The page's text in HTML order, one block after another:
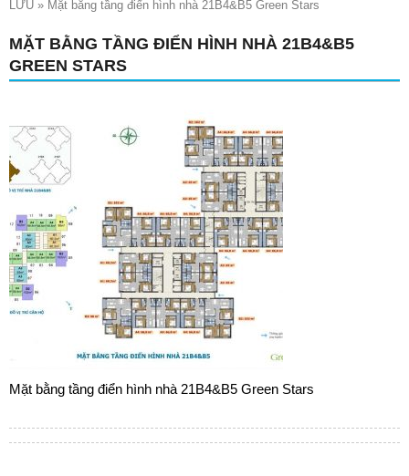
LƯU » Mặt bằng tầng điển hình nhà 21B4&B5 Green Stars
MẶT BẰNG TẦNG ĐIỂN HÌNH NHÀ 21B4&B5
GREEN STARS
Mặt bằng tầng điển hình nhà 21B4&B5 Green Stars